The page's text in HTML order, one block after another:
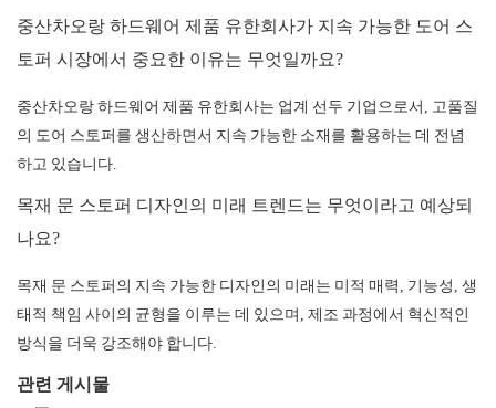
중산차오랑 하드웨어 제품 유한회사가 지속 가능한 도어 스
토퍼 시장에서 중요한 이유는 무엇일까요?
중산차오랑 하드웨어 제품 유한회사는 업계 선두 기업으로서, 고품질
의 도어 스토퍼를 생산하면서 지속 가능한 소재를 활용하는 데 전념
하고 있습니다.
목재 문 스토퍼 디자인의 미래 트렌드는 무엇이라고 예상되
나요?
목재 문 스토퍼의 지속 가능한 디자인의 미래는 미적 매력, 기능성, 생
태적 책임 사이의 균형을 이루는 데 있으며, 제조 과정에서 혁신적인
방식을 더욱 강조해야 합니다.
관련 게시물